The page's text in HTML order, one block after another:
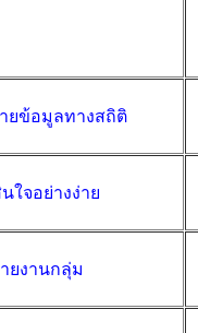
ยข้อมูลทางสถิติ
ใจอย่างง่าย
ยงานกลุ่ม